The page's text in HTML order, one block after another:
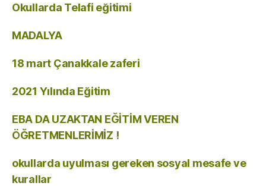
Okullarda Telafi eğitimi
MADALYA
18 mart Çanakkale zaferi
2021 Yılında Eğitim
EBA DA UZAKTAN EĞİTİM VEREN
ÖĞRETMENLERİMİZ !
okullarda uyulması gereken sosyal mesafe ve
kurallar